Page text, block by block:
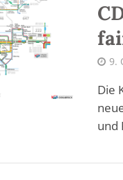
9.
Die
und